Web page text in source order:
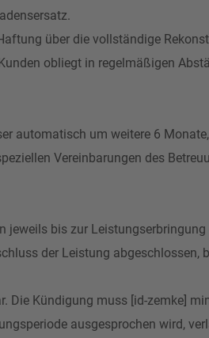
über die vollständige
obliegt in regelmäßigen
automatisch um weitere 6
Vereinbarungen des
bis zur
der Leistung abgeschlossen,
Die Kündigung muss [id-zemke]
ausgesprochen wird,